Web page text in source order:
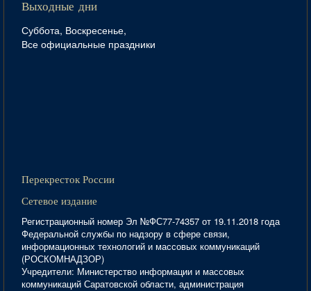
Выходные дни
Суббота, Воскресенье,
Все официальные праздники
Перекресток России
Сетевое издание
Регистрационный номер Эл №ФС77-74357 от 19.11.2018 года
Федеральной службы по надзору в сфере связи,
информационных технологий и массовых коммуникаций
(РОСКОМНАДЗОР)
Учредители: Министерство информации и массовых
коммуникаций Саратовской области, администрация